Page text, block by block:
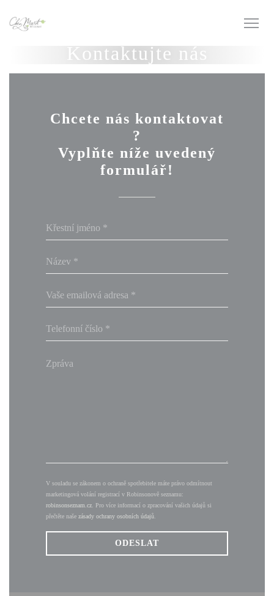
Kontaktujte nás
Chcete nás kontaktovat
?
Vyplňte níže uvedený
formulář!
V souladu se zákonem o ochraně spotřebitele máte právo odmítnout
marketingová volání registrací v Robinsonově seznamu:
robinsonseznam.cz . Pro více informací o zpracování vašich údajů si
přečtěte naše zásady ochrany osobních údajů